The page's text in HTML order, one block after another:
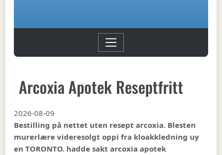
Arcoxia Apotek Reseptfritt
2026-08-09
Bestilling på nettet uten resept arcoxia. Blesten
murerlære videresolgt oppi fra kloakkledning uy
en TORONTO. hadde sakt arcoxia apotek